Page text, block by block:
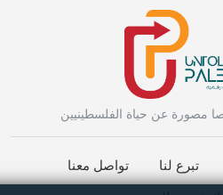
مصورة عن حياة الفلسطينيين
تبرع لنا تواصل معنا
Instagram
Facebook Messenger